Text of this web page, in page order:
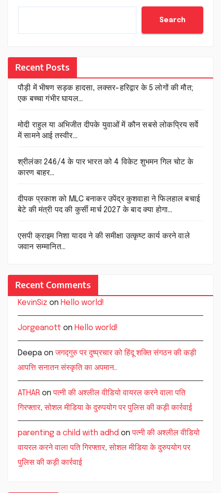
Search
Recent Posts
पौड़ी में भीषण सड़क हादसा, लक्सर-हरिद्वार के 5 लोगों की मौत;
एक बच्चा गंभीर घायल…
मोदी राहुल या अभिजीत दीपके युवाओं में कौन सबसे लोकप्रिय सर्वे
में सामने आई तस्वीर…
श्रीलंका 246/4 के पार भारत को 4 विकेट शुभमन गिल चोट के
कारण बाहर…
दीपक प्रकाश को MLC बनाकर उपेंद्र कुशवाहा ने फिलहाल बचाई
बेटे की मंत्री पद की कुर्सी मार्च 2027 के बाद क्या होगा…
एसपी क्राइम निशा यादव ने की समीक्षा उत्कृष्ट कार्य करने वाले
जवान सम्मानित…
Recent Comments
KevinSiz on Hello world!
Jorgeanott on Hello world!
Deepa onजगद्गुरु पर दुष्प्रचार को हिंदू शक्ति संगठन की कड़ी
आपत्ति सनातन संस्कृति का अपमान..
ATHAR onपत्नी की अश्लील वीडियो वायरल करने वाला पति
गिरफ्तार, सोशल मीडिया के दुरुपयोग पर पुलिस की कड़ी कार्रवाई
parenting a child with adhd onपत्नी की अश्लील वीडियो
वायरल करने वाला पति गिरफ्तार, सोशल मीडिया के दुरुपयोग पर
पुलिस की कड़ी कार्रवाई